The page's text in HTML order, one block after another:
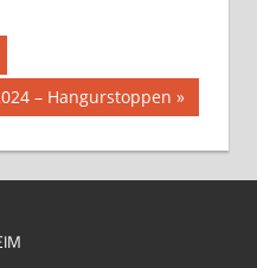
– Hangurstoppen